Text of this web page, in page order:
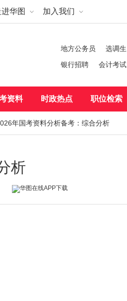
进华图 加入我们
地方公务员 选调生
银行招聘
会计考试
资料 时政热点 职位检索
年国考资料分析备考：综合分析
析